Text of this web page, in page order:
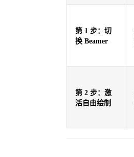
第 1 步：切
换 Beamer
第 2 步：激
活自由绘制